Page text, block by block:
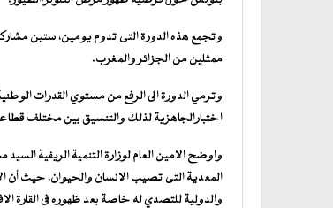
وتجمع هذه الدورة التى تدوم يومين، ستين
ممثلين من الجزائر والمغرب.
وترمي الدورة الى الرفع من مستوي القدرات
اختبارالجاهزية لذلك والتنسيق بين مختلف
واوضح الامين العام لوزارة التنمية الريفية
المعدية التى تصيب الانسان والحيوان، حيث أن
والدولية للتصدي له خاصة بعد ظهوره فى القارة